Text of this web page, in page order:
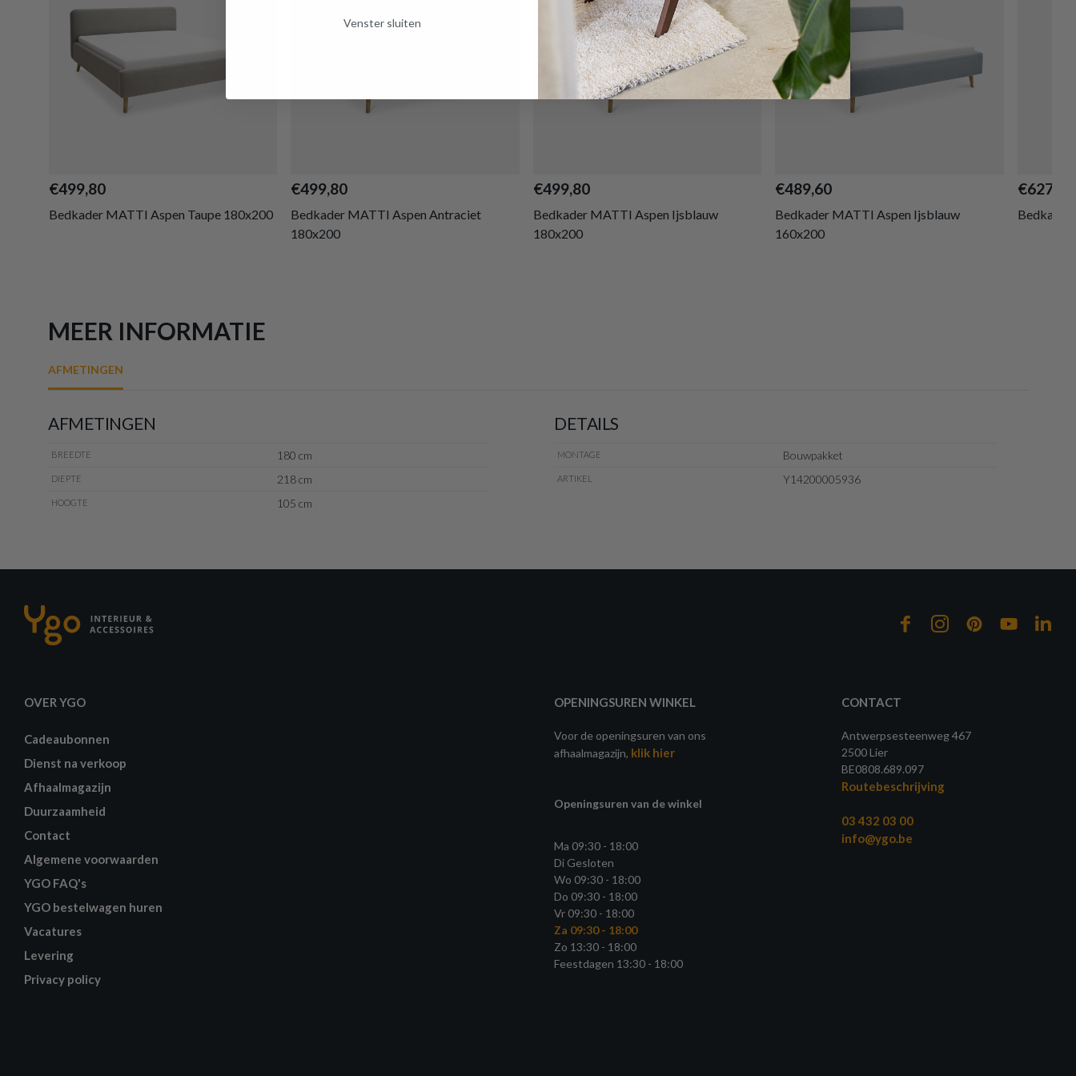
€499,80
Bedkader MATTI Aspen Taupe 180x200
€499,80
Bedkader MATTI Aspen Antraciet
180x200
€499,80
Bedkader MATTI Aspen Ijsblauw
180x200
€489,60
Bedkader MATTI Aspen Ijsblauw
160x200
€627,30
Bedkader
MEER INFORMATIE
AFMETINGEN
AFMETINGEN
BREEDTE 180 cm
DIEPTE 218 cm
HOOGTE 105 cm
DETAILS
MONTAGE Bouwpakket
ARTIKEL Y14200005936
OVER YGO
Cadeaubonnen
Dienst na verkoop
Afhaalmagazijn
Duurzaamheid
Contact
Algemene voorwaarden
YGO FAQ's
YGO bestelwagen huren
Vacatures
Levering
Privacy policy
OPENINGSUREN WINKEL
Voor de openingsuren van ons
afhaalmagazijn, klik hier
Openingsuren van de winkel
Ma 09:30 - 18:00
Di Gesloten
Wo 09:30 - 18:00
Do 09:30 - 18:00
Vr 09:30 - 18:00
Za 09:30 - 18:00
Zo 13:30 - 18:00
Feestdagen 13:30 - 18:00
CONTACT
Antwerpsesteenweg 467
2500 Lier
BE0808.689.097
Routebeschrijving
03 432 03 00
info@ygo.be
Venster sluiten